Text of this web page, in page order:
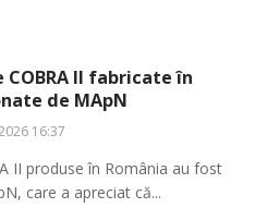
II fabricate în
de MApN
16:37
II produse în România au fost
care a apreciat că...